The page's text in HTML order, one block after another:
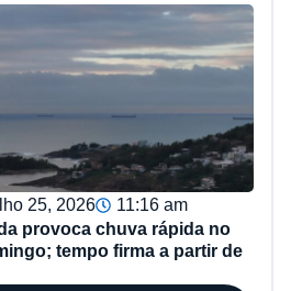
25, 2026
11:16 am
provoca chuva rápida no
tempo firma a partir de